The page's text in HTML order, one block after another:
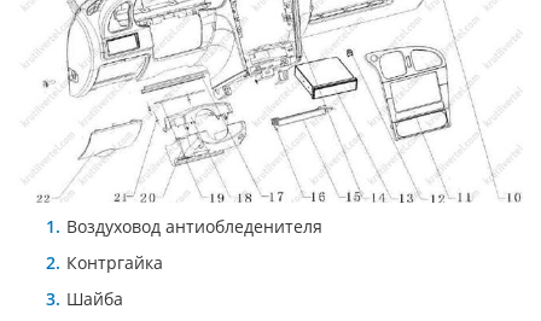
Воздуховод антиобледенителя
Контргайка
Шайба